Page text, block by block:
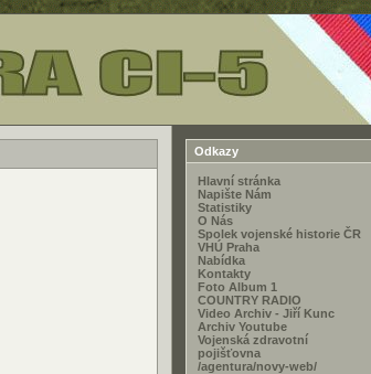
Odkazy
Hlavní stránka
Napište Nám
Statistiky
O Nás
Spolek vojenské historie ČR
VHÚ Praha
Nabídka
Kontakty
Foto Album 1
COUNTRY RADIO
Video Archiv - Jiří Kunc
Archiv Youtube
Vojenská zdravotní
pojišťovna
/agentura/novy-web/